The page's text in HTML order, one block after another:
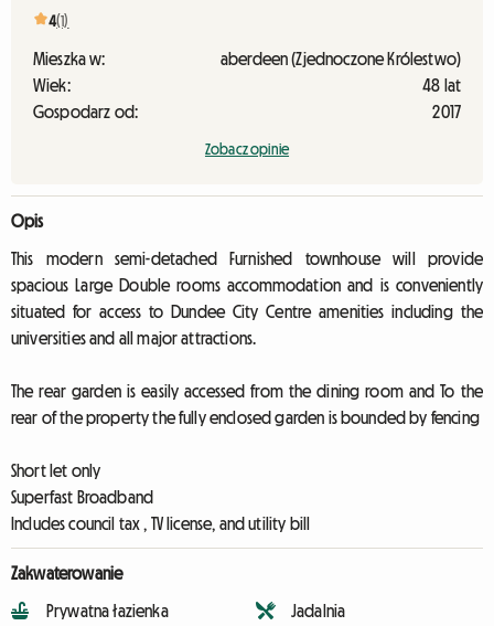
4(1)
Mieszka w:
aberdeen (Zjednoczone Królestwo)
Wiek:
48 lat
Gospodarz od:
2017
Zobacz opinie
Opis
This modern semi-detached Furnished townhouse will provide
spacious Large Double rooms accommodation and is conveniently
situated for access to Dundee City Centre amenities including the
universities and all major attractions.
The rear garden is easily accessed from the dining room and To the
rear of the property the fully enclosed garden is bounded by fencing
Short let only
Superfast Broadband
Includes council tax , TV license, and utility bill
Zakwaterowanie
Prywatna łazienka
Jadalnia